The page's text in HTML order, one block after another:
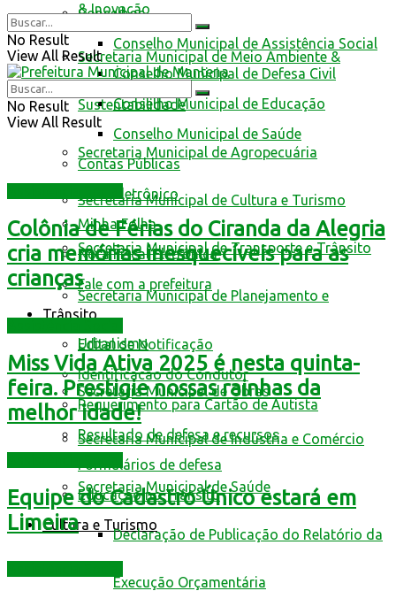
Conselhos
Conselho Municipal de Assistência Social
Conselho Municipal de Defesa Civil
Conselho Municipal de Educação
Conselho Municipal de Saúde
Contas Públicas
Livro Eletrônico
Minha Folha
Nota Fiscal Eletrônica
Fale com a prefeitura
Trânsito
Edital de Notificação
Identificacao do Condutor
Requerimento para Cartão de Autista
Resultado de defesa e recursos
Formulários de defesa
Educação no Trânsito
Cultura e Turismo
& Inovação
Secretaria Municipal de Meio Ambiente &
Sustentabilidade
Secretaria Municipal de Agropecuária
Secretaria Municipal de Cultura e Turismo
Secretaria Municipal de Transporte e Trânsito
Secretaria Municipal de Planejamento e
Urbanismo
Secretaria Municipal de Obras
Secretaria Municipal de Indústria e Comércio
Secretaria Municipal de Saúde
Declaração de Publicação do Relatório da
Execução Orçamentária
No Result
View All Result
No Result
View All Result
Colônia de Férias do Ciranda da Alegria
cria memórias inesquecíveis para as
crianças
Miss Vida Ativa 2025 é nesta quinta-
feira. Prestigie nossas rainhas da
melhor idade!
Equipe do Cadastro Único estará em
Limeira